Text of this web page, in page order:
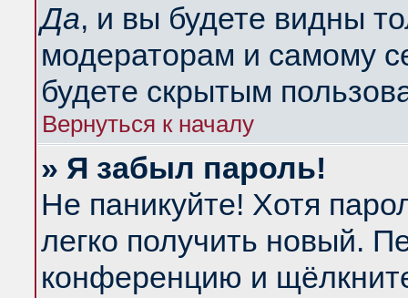
Да, и вы будете видны
модераторам и самому
будете скрытым
Вернуться к началу
» Я забыл пароль!
Не паникуйте! Хотя
легко получить новый.
конференцию и